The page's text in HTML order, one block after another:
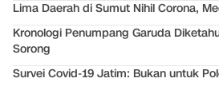
Lima Daerah di Sumut Nihil Corona,
Kronologi Penumpang Garuda
Sorong
Survei Covid-19 Jatim: Bukan untuk